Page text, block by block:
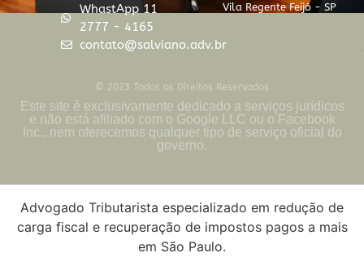
WhastApp 11
2777 - 4165
contato@salviano.adv.br
Vila Regente Feijó - SP
© 2023 Todos os Direitos Reservados
Este site é exclusivamente dedicado a serviços jurídicos
e não está afiliado com o Google LLC ou o Facebook
Inc., nem oferecemos qualquer tipo de serviço oficial do
governo.
Advogado Tributarista especializado em redução de
carga fiscal e recuperação de impostos pagos a mais
em São Paulo.